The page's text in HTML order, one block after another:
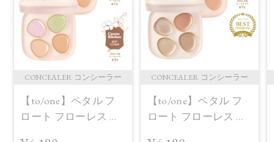
CONCEALER コンシーラー
【to/one】ペタル フ
ロート フローレス タ
CONCEALER コンシーラー
【to/one】ペタル フ
ロート フローレス タ